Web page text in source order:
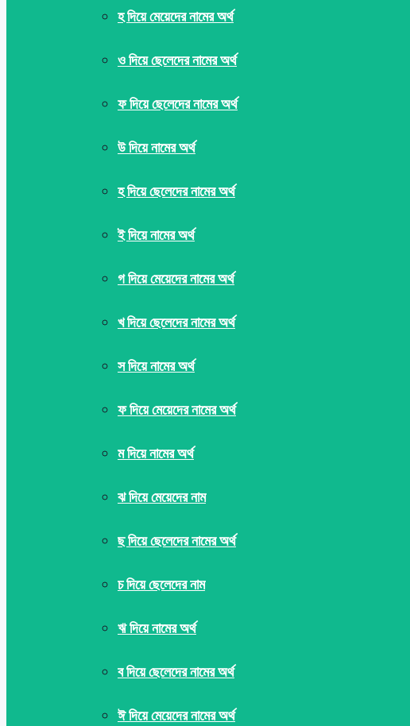
হ দিয়ে মেয়েদের নামের অর্থ
ও দিয়ে ছেলেদের নামের অর্থ
ফ দিয়ে ছেলেদের নামের অর্থ
উ দিয়ে নামের অর্থ
হ দিয়ে ছেলেদের নামের অর্থ
ই দিয়ে নামের অর্থ
গ দিয়ে মেয়েদের নামের অর্থ
খ দিয়ে ছেলেদের নামের অর্থ
স দিয়ে নামের অর্থ
ফ দিয়ে মেয়েদের নামের অর্থ
ম দিয়ে নামের অর্থ
ঝ দিয়ে মেয়েদের নাম
ছ দিয়ে ছেলেদের নামের অর্থ
চ দিয়ে ছেলেদের নাম
ঋ দিয়ে নামের অর্থ
ব দিয়ে ছেলেদের নামের অর্থ
ঈ দিয়ে মেয়েদের নামের অর্থ